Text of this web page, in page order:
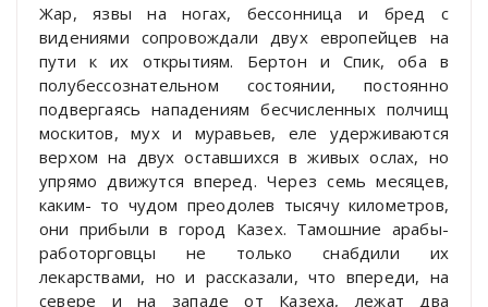
Жар, язвы на ногах, бессонница и бред с
видениями сопровождали двух европейцев на
пути к их открытиям. Бертон и Спик, оба в
полубессознательном состоянии, постоянно
подвергаясь нападениям бесчисленных полчищ
москитов, мух и муравьев, еле удерживаются
верхом на двух оставшихся в живых ослах, но
упрямо движутся вперед. Через семь месяцев,
каким- то чудом преодолев тысячу километров,
они прибыли в город Казех. Тамошние арабы-
работорговцы не только снабдили их
лекарствами, но и рассказали, что впереди, на
севере и на западе от Казеха, лежат два